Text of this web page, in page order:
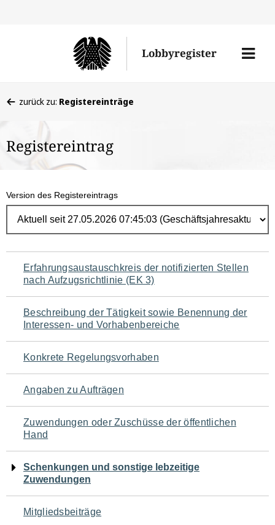
Lobbyregister
Menü
befinden
hier:
zurück zu: Registereinträge
Registereintrag
Version des Registereintrags
Navigation
für
den
Seiteninhalt
Erfahrungsaustauschkreis der notifizierten Stellen
nach Aufzugsrichtlinie (EK 3)
Beschreibung der Tätigkeit sowie Benennung der
Interessen- und Vorhabenbereiche
Konkrete Regelungsvorhaben
Angaben zu Aufträgen
Zuwendungen oder Zuschüsse der öffentlichen
Hand
Schenkungen und sonstige lebzeitige
Zuwendungen
Mitgliedsbeiträge